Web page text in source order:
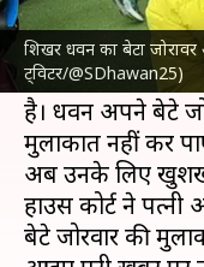
शिखर धवन का बेटा जोरावर
ट्विटर/@SDhawan25)
भारतीय क्रिकेट टीमके
उनकी पत्नी आयशा
दोनों के बीच साल
है। धवन अपने बेटे
मुलाकात नहीं कर
अब उनके लिए
हाउस कोर्ट ने
बेटे जोरवार की